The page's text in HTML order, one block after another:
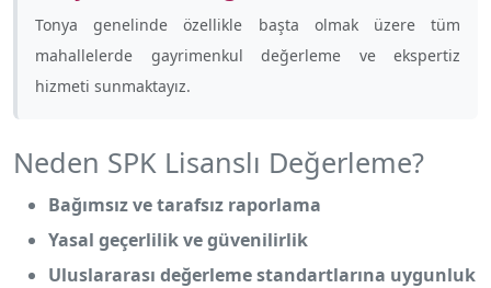
Tonya genelinde özellikle başta olmak üzere tüm
mahallelerde gayrimenkul değerleme ve ekspertiz
hizmeti sunmaktayız.
Neden SPK Lisanslı Değerleme?
Bağımsız ve tarafsız raporlama
Yasal geçerlilik ve güvenilirlik
Uluslararası değerleme standartlarına uygunluk